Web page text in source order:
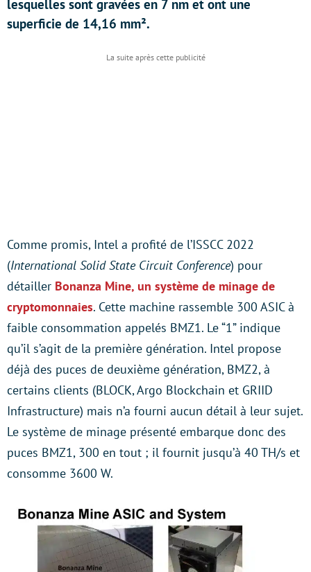
lesquelles sont gravées en 7 nm et ont une
superficie de 14,16 mm².
Comme promis, Intel a profité de l’ISSCC 2022
(International Solid State Circuit Conference) pour
détailler Bonanza Mine, un système de minage de
cryptomonnaies. Cette machine rassemble 300 ASIC à
faible consommation appelés BMZ1. Le “1” indique
qu’il s’agit de la première génération. Intel propose
déjà des puces de deuxième génération, BMZ2, à
certains clients (BLOCK, Argo Blockchain et GRIID
Infrastructure) mais n’a fourni aucun détail à leur sujet.
Le système de minage présenté embarque donc des
puces BMZ1, 300 en tout ; il fournit jusqu’à 40 TH/s et
consomme 3600 W.